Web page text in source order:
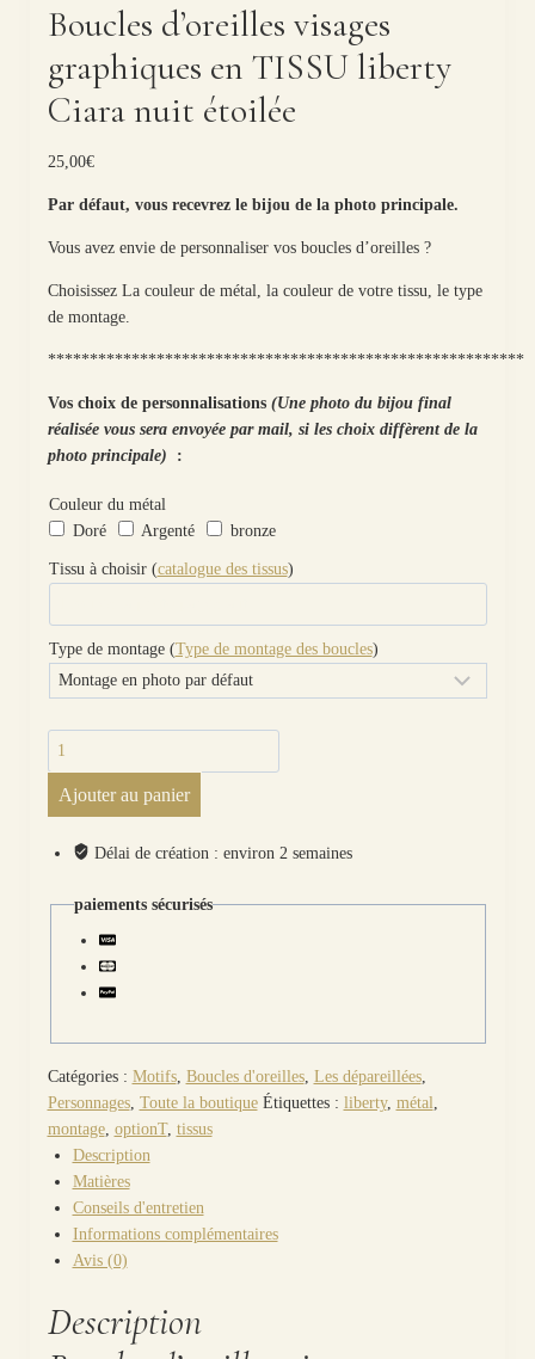
Boucles d’oreilles visages
graphiques en TISSU liberty
Ciara nuit étoilée
25,00€
Par défaut, vous recevrez le bijou de la photo principale.
Vous avez envie de personnaliser vos boucles d’oreilles ?
Choisissez La couleur de métal, la couleur de votre tissu, le type
de montage.
*********************************************************
Vos choix de personnalisations (Une photo du bijou final
réalisée vous sera envoyée par mail, si les choix diffèrent de la
photo principale) :
Couleur du métal
Doré
Argenté bronze
Tissu à choisir (catalogue des tissus)
Type de montage (Type de montage des boucles)
quantité
de
Boucles
d'oreilles
visages
Ajouter au panier
Délai de création : environ 2 semaines
paiements sécurisés
Catégories : Motifs, Boucles d'oreilles, Les dépareillées,
Personnages, Toute la boutique Étiquettes : liberty, métal
montage, optionT, tissus
Description
Matières
Conseils d'entretien
Informations complémentaires
Avis (0)
Description